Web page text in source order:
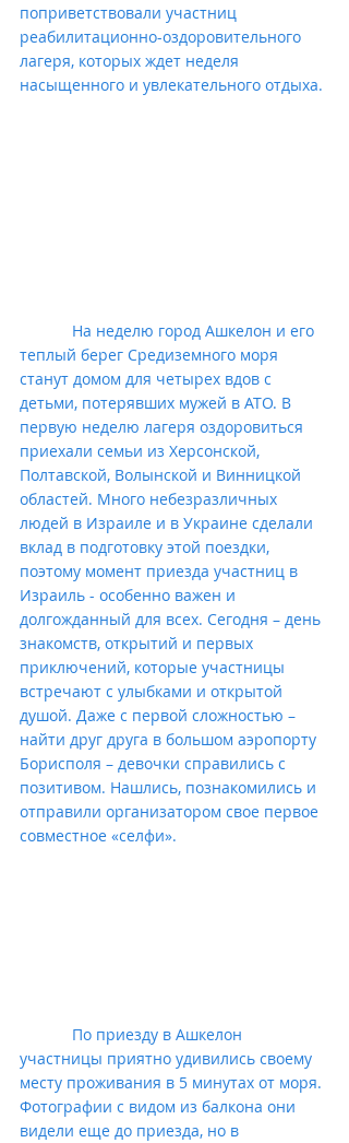
поприветствовали участниц
реабилитационно-оздоровительного
лагеря, которых ждет неделя
насыщенного и увлекательного отдыха.
теплый берег Средиземного моря
станут домом для четырех вдов с
детьми, потерявших мужей в АТО. В
первую неделю лагеря оздоровиться
приехали семьи из Херсонской,
Полтавской, Волынской и Винницкой
областей. Много небезразличных
людей в Израиле и в Украине сделали
вклад в подготовку этой поездки,
поэтому момент приезда участниц в
Израиль - особенно важен и
долгожданный для всех. Сегодня – день
знакомств, открытий и первых
приключений, которые участницы
встречают с улыбками и открытой
душой. Даже с первой сложностью –
найти друг друга в большом аэропорту
Борисполя – девочки справились с
позитивом. Нашлись, познакомились и
отправили организатором свое первое
совместное «селфи».
участницы приятно удивились своему
месту проживания в 5 минутах от моря.
Фотографии с видом из балкона они
видели еще до приезда, но в